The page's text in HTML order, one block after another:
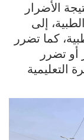
الأضرار
إلى
كما تضرر
أو تضرر
التعليمية